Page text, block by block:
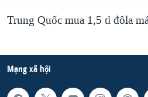
Trung Quốc mua 1,5 tỉ đôla
Mạng xã hội